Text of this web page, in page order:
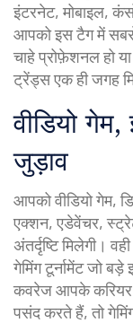
इंटरनेट, मोबाइल,
आपको इस टैग में सबसे
चाहे प्रोफ़ेशनल हो
ट्रेंड्स एक ही जगह
वीडियो
जुड़ाव
आपकोवीडियो गेम,
एक्शन, एडेवेंचर,
अंतर्दृष्टि मिलेगी। वही
गेमिंग टूर्नामेंट जो
कवरेज आपके करियर
पसंद करते हैं, तो